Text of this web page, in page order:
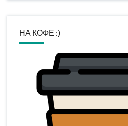
НА КОФЕ :)